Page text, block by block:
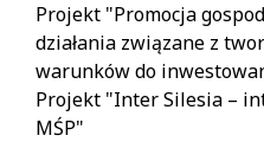
Projekt "Promocja
działania związane z
warunków do
Projekt "Inter Silesia –
MŚP"